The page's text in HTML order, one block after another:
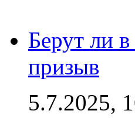
Берут ли
призыв
5.7.2025,